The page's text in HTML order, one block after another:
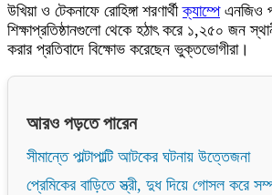
উখিয়া ও টেকনাফে রোহিঙ্গা শরণার্থীক্যাম্পেএনজিও
শিক্ষাপ্রতিষ্ঠানগুলো থেকে হঠাৎ করে ১,২৫০ জন
করার প্রতিবাদে বিক্ষোভ করেছেন ভুক্তভোগীরা।
আরও পড়তে পারেন
সীমান্তে পাল্টাপাল্টি আটকের ঘটনায় উত্তেজনা
প্রেমিকের বাড়িতে স্ত্রী, দুধ দিয়ে গোসল করে